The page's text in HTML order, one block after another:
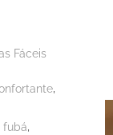
Fáceis
,
fubá,